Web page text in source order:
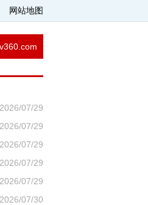
网站地图
2026/07/29
2026/07/29
2026/07/29
2026/07/29
2026/07/29
2026/07/30